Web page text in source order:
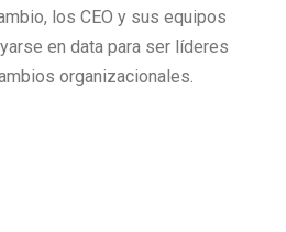
los CEO y sus equipos
en data para ser líderes
organizacionales.